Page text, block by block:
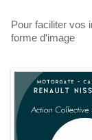
Pour faciliter vos
forme d'image